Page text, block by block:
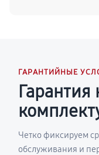
ГАРАНТИЙНЫЕ
Четко фиксируем
обслуживания и